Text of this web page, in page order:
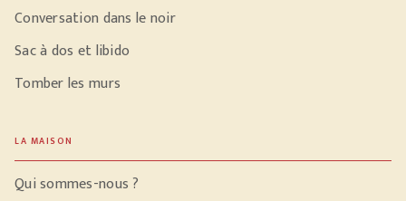
Conversation dans le noir
Sac à dos et libido
Tomber les murs
LA MAISON
Qui sommes-nous ?